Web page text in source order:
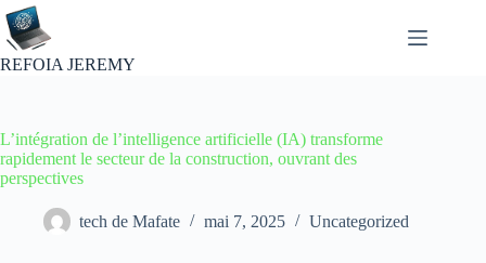
Passer
au
contenu
REFOIA JEREMY
L’intégration de l’intelligence artificielle (IA) transforme
rapidement le secteur de la construction, ouvrant des
perspectives
tech de Mafate mai 7, 2025 Uncategorized